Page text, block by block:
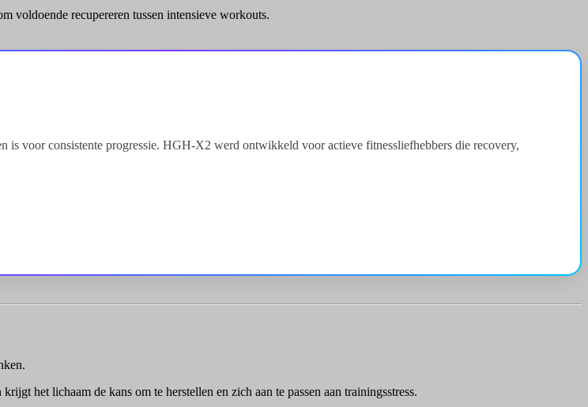
voldoende recupereren tussen intensieve workouts.
is voor consistente progressie. HGH-X2 werd ontwikkeld voor actieve fitnessliefhebbers die recovery,
het lichaam de kans om te herstellen en zich aan te passen aan trainingsstress.